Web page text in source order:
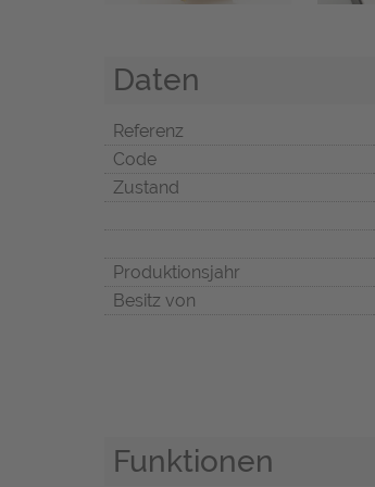
Daten
Referenz
Code
Zustand
Produktionsjahr
Besitz von
Funktionen